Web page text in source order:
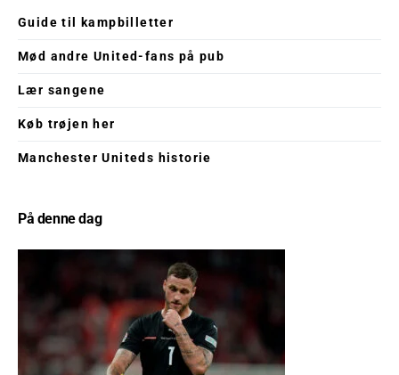
Guide til kampbilletter
Mød andre United-fans på pub
Lær sangene
Køb trøjen her
Manchester Uniteds historie
På denne dag